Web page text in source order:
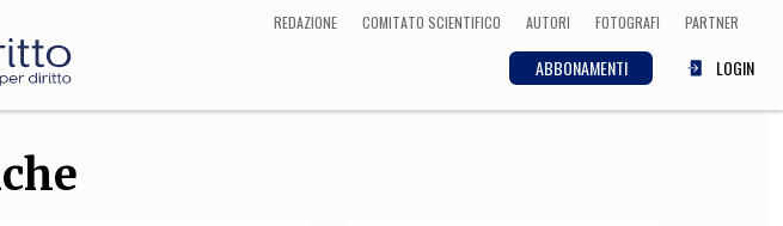
REDAZIONE COMITATO SCIENTIFICO AUTORI FOTOGRAFI PARTNER
ABBONAMENTI LOGIN